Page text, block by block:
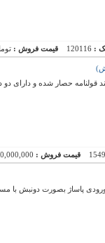
:
120116 قیمت فروش :
قیمت فروش : 900,000,000